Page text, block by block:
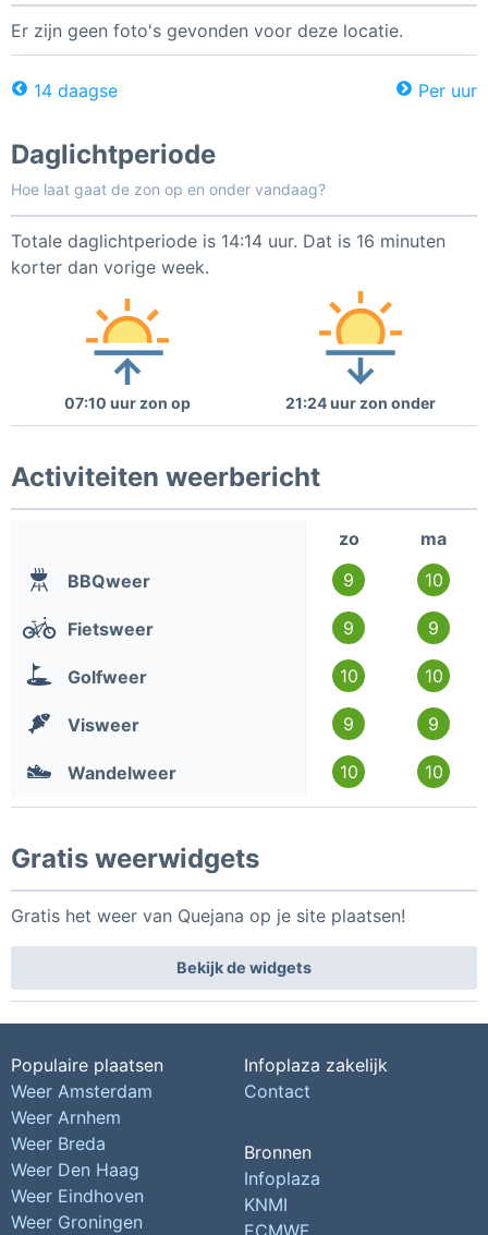
Er zijn geen foto's gevonden voor deze locatie.
14 daagse Per uur
Daglichtperiode
Hoe laat gaat de zon op en onder vandaag?
Totale daglichtperiode is 14:14 uur. Dat is 16 minuten
korter dan vorige week.
07:10 uur zon op 21:24 uur zon onder
Activiteiten weerbericht
zo
ma
BBQweer
9 10
Fietsweer 9 9
Golfweer 10 10
Visweer 9 9
Wandelweer 10 10
Gratis weerwidgets
Gratis het weer van Quejana op je site plaatsen!
Bekijk de widgets
Populaire plaatsen
Weer Amsterdam
Weer Arnhem
Weer Breda
Weer Den Haag
Weer Eindhoven
Weer Groningen
Infoplaza zakelijk
Contact
Bronnen
Infoplaza
KNMI